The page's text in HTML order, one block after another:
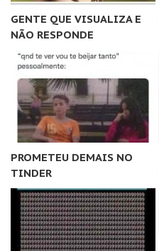
GENTE QUE VISUALIZA E
NÃO RESPONDE
PROMETEU DEMAIS NO
TINDER